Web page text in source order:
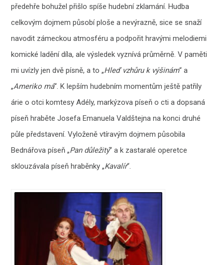
předehře bohužel přišlo spíše hudební zklamání. Hudba
celkovým dojmem působí ploše a nevýrazně, sice se snaží
navodit zámeckou atmosféru a podpořit hravými melodiemi
komické ladění díla, ale výsledek vyznívá průměrně. V paměti
mi uvízly jen dvě písně, a to „Hleď vzhůru k výšinám“ a
„Ameriko má“. K lepším hudebním momentům ještě patřily
árie o otci komtesy Adély, markýzova píseň o cti a dopsaná
píseň hraběte Josefa Emanuela Valdštejna na konci druhé
půle představení. Vyloženě vtíravým dojmem působila
Bednářova píseň „Pan důležitý“ a k zastaralé operetce
sklouzávala píseň hraběnky „Kavalír“.